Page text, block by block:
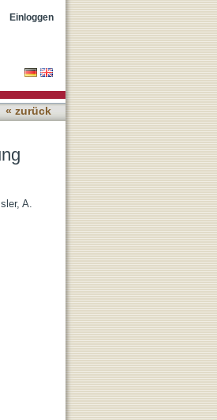
Einloggen
« zurück
A.